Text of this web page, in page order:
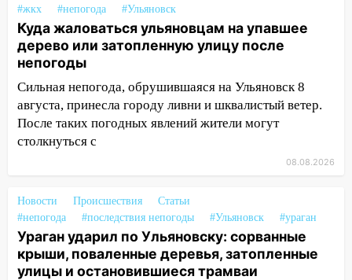
областной больницы поступили шесть
новых аппаратов ИВЛ
16:51 В Чердаклинском районе
ремонтируют дороги, ставят остановки
и проводят новое освещение
16:35 В Ульяновске установили ещё
девять бункеров для крупногабаритного
мусора
матч «Волги» под открытым небом
16:12 В Ульяновском госуниверситете
разработают отечественный прибор для
цифровой ПЦР
#жкх
#непогода #Ульяновск
Куда жаловаться ульяновцам на упавшее
дерево или затопленную улицу после
непогоды
Сильная непогода, обрушившаяся на Ульяновск 8
августа, принесла городу ливни и шквалистый ветер.
После таких погодных явлений жители могут
столкнуться с
08.08.2026
Новости Происшествия
Статьи
#непогода
#последствия непогоды #Ульяновск #ураган
Ураган ударил по Ульяновску: сорванные
крыши, поваленные деревья, затопленные
улицы и остановившиеся трамваи